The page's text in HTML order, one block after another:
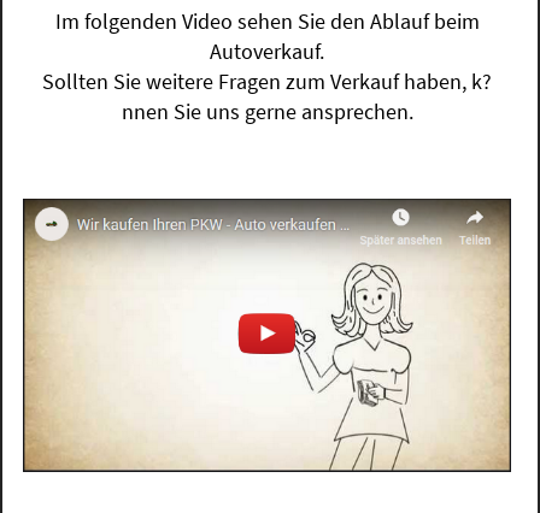
Im folgenden Video sehen Sie den Ablauf beim
Autoverkauf.
Sollten Sie weitere Fragen zum Verkauf haben, k?
nnen Sie uns gerne ansprechen.